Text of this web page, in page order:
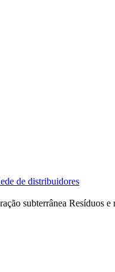
de distribuidores
subterrânea Resíduos e